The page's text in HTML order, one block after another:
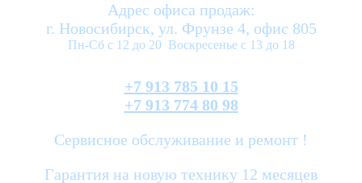
Адрес офиса продаж:
г. Новосибирск, ул. Фрунзе 4, офис 805
Пн-Сб с 12 до 20 Воскресенье с 13 до 18
+7 913 785 10 15
+7 913 774 80 98
Сервисное обслуживание и ремонт !
Гарантия на новую технику 12 месяцев